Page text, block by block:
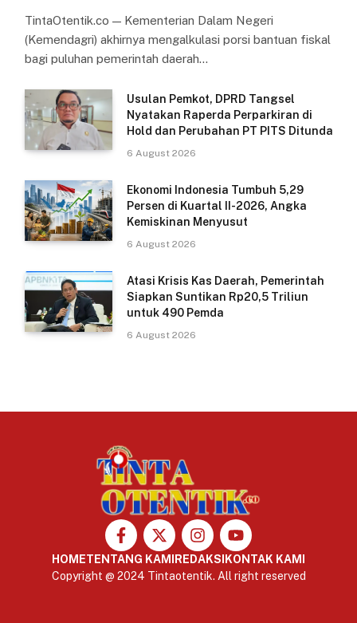
TintaOtentik.co — Kementerian Dalam Negeri
(Kemendagri) akhirnya mengalkulasi porsi bantuan fiskal
bagi puluhan pemerintah daerah…
Usulan Pemkot, DPRD Tangsel
Nyatakan Raperda Perparkiran di
Hold dan Perubahan PT PITS Ditunda
6 August 2026
Ekonomi Indonesia Tumbuh 5,29
Persen di Kuartal II-2026, Angka
Kemiskinan Menyusut
6 August 2026
Atasi Krisis Kas Daerah, Pemerintah
Siapkan Suntikan Rp20,5 Triliun
untuk 490 Pemda
6 August 2026
HOMETENTANG KAMI REDAKSI KONTAK KAMI
Copyright @ 2024 Tintaotentik. All right reserved